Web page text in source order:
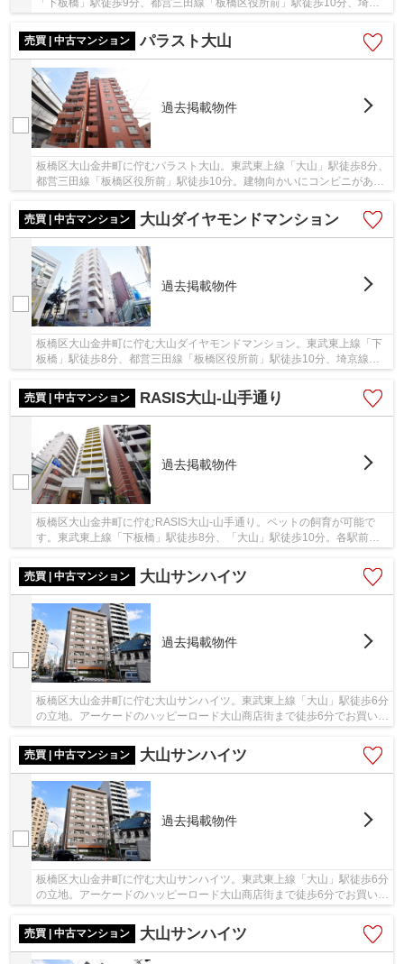
線「板橋」駅徒歩17分。ビッグターミナル山手線...
売買 | 中古マンション
パラスト大山
過去掲載物件
板橋区大山金井町に佇むパラスト大山。東武東上線「大山」駅徒歩8分、
都営三田線「板橋区役所前」駅徒歩10分。建物向かいにコンビニがある
売買 | 中古マンション
大山ダイヤモンドマンション
過去掲載物件
板橋区大山金井町に佇む大山ダイヤモンドマンション。東武東上線「下
板橋」駅徒歩8分、都営三田線「板橋区役所前」駅徒歩10分、埼京線
売買 | 中古マンション
RASIS大山-山手通り
過去掲載物件
板橋区大山金井町に佇むRASIS大山-山手通り。ペットの飼育が可能で
す。東武東上線「下板橋」駅徒歩8分、「大山」駅徒歩10分。各駅前に
売買 | 中古マンション
大山サンハイツ
過去掲載物件
板橋区大山金井町に佇む大山サンハイツ。東武東上線「大山」駅徒歩6分
の立地。アーケードのハッピーロード大山商店街まで徒歩6分でお買い物
売買 | 中古マンション
大山サンハイツ
過去掲載物件
板橋区大山金井町に佇む大山サンハイツ。東武東上線「大山」駅徒歩6分
の立地。アーケードのハッピーロード大山商店街まで徒歩6分でお買い物
便利。飲食店も豊富で生活便利です。1982年...
売買 | 中古マンション
大山サンハイツ